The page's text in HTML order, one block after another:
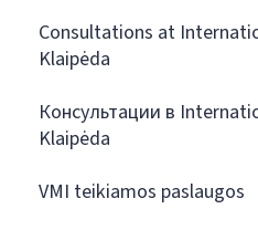
Consultations at
Klaipėda
Консультации в
Klaipėda
VMI teikiamos paslaugos